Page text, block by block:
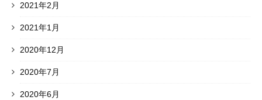
2021年2月
2021年1月
2020年12月
2020年7月
2020年6月